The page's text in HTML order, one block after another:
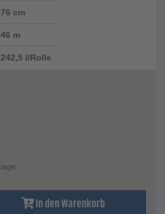
76 cm
46 m
242,5 l/Rolle
In den Warenkorb